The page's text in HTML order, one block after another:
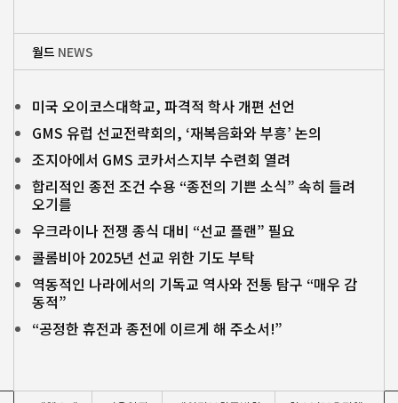
월드 NEWS
미국 오이코스대학교, 파격적 학사 개편 선언
GMS 유럽 선교전략회의, ‘재복음화와 부흥’ 논의
조지아에서 GMS 코카서스지부 수련회 열려
합리적인 종전 조건 수용 “종전의 기쁜 소식” 속히 들려
오기를
우크라이나 전쟁 종식 대비 “선교 플랜” 필요
콜롬비아 2025년 선교 위한 기도 부탁
역동적인 나라에서의 기독교 역사와 전통 탐구 “매우 감
동적”
“공정한 휴전과 종전에 이르게 해 주소서!”